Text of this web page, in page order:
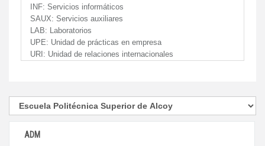
INF: Servicios informáticos
SAUX: Servicios auxiliares
LAB: Laboratorios
UPE: Unidad de prácticas en empresa
URI: Unidad de relaciones internacionales
ADM